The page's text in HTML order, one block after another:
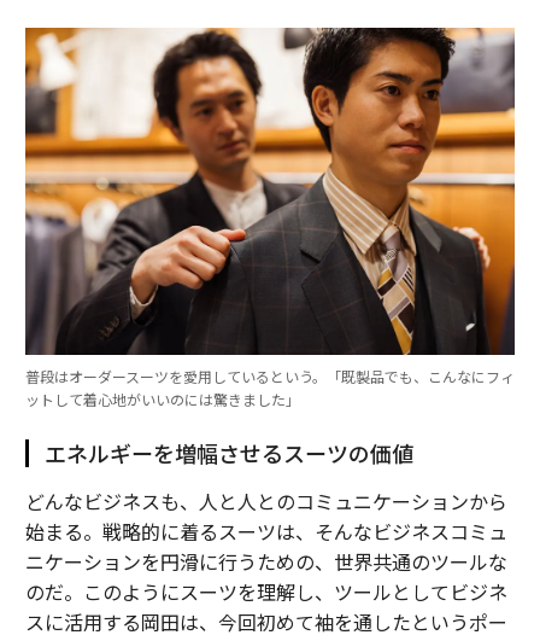
普段はオーダースーツを愛用しているという。「既製品でも、こんなにフィ
ットして着心地がいいのには驚きました」
エネルギーを増幅させるスーツの価値
どんなビジネスも、人と人とのコミュニケーションから
始まる。戦略的に着るスーツは、そんなビジネスコミュ
ニケーションを円滑に行うための、世界共通のツールな
のだ。このようにスーツを理解し、ツールとしてビジネ
スに活用する岡田は、今回初めて袖を通したというポー